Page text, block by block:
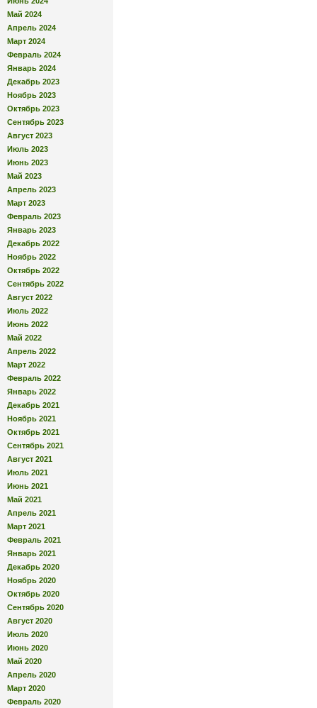
Май 2024
Апрель 2024
Март 2024
Февраль 2024
Январь 2024
Декабрь 2023
Ноябрь 2023
Октябрь 2023
Сентябрь 2023
Август 2023
Июль 2023
Июнь 2023
Май 2023
Апрель 2023
Март 2023
Февраль 2023
Январь 2023
Декабрь 2022
Ноябрь 2022
Октябрь 2022
Сентябрь 2022
Август 2022
Июль 2022
Июнь 2022
Май 2022
Апрель 2022
Март 2022
Февраль 2022
Январь 2022
Декабрь 2021
Ноябрь 2021
Октябрь 2021
Сентябрь 2021
Август 2021
Июль 2021
Июнь 2021
Май 2021
Апрель 2021
Март 2021
Февраль 2021
Январь 2021
Декабрь 2020
Ноябрь 2020
Октябрь 2020
Сентябрь 2020
Август 2020
Июль 2020
Июнь 2020
Май 2020
Апрель 2020
Март 2020
Февраль 2020